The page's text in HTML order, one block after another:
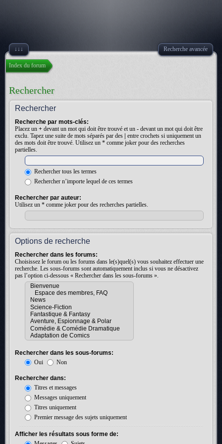
↓↓↓ Recherche avancée
Index du forum
Rechercher
Rechercher
Recherche par mots-clés:
Placez un + devant un mot qui doit être trouvé et un - devant un mot qui doit être
exclu. Tapez une suite de mots séparés par des
entre crochets si uniquement un
des mots doit être trouvé. Utilisez un * comme joker pour des recherches
partielles.
Rechercher tous les termes
Rechercher n’importe lequel de ces termes
Rechercher par auteur:
Utilisez un * comme joker pour des recherches partielles.
Options de recherche
Rechercher dans les forums:
Choisissez le forum ou les forums dans le(s)quel(s) vous souhaitez effectuer une
recherche. Les sous-forums sont automatiquement inclus si vous ne désactivez
pas l’option ci-dessous « Rechercher dans les sous-forums ».
Rechercher dans les sous-forums:
Oui
Non
Rechercher dans:
Titres et messages
Messages uniquement
Titres uniquement
Premier message des sujets uniquement
Afficher les résultats sous forme de: